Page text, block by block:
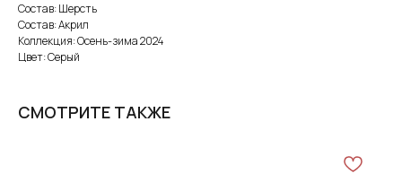
Состав: Шерсть
Состав: Акрил
Коллекция: Осень-зима 2024
Цвет: Серый
СМОТРИТЕ ТАКЖЕ